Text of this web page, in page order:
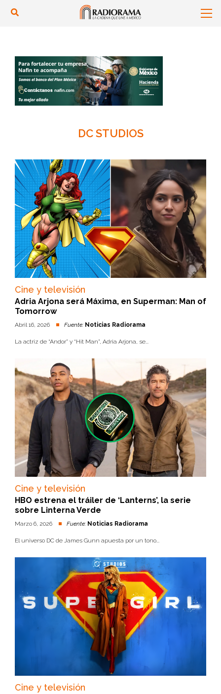
DC STUDIOS
Cine y televisión
Adria Arjona será Máxima, en Superman: Man of
Tomorrow
Abril 16, 2026 Fuente: Noticias Radiorama
La actriz de “Andor” y “Hit Man”, Adria Arjona, se...
Cine y televisión
HBO estrena el tráiler de ‘Lanterns’, la serie
sobre Linterna Verde
Marzo 6, 2026 Fuente: Noticias Radiorama
El universo DC de James Gunn apuesta por un tono...
Cine y televisión